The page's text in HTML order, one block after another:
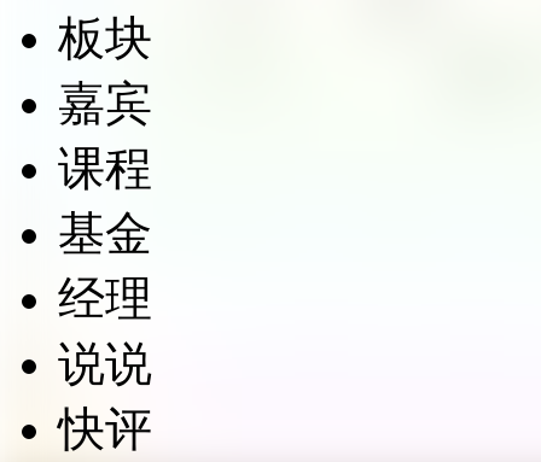
板块
嘉宾
课程
基金
经理
说说
快评